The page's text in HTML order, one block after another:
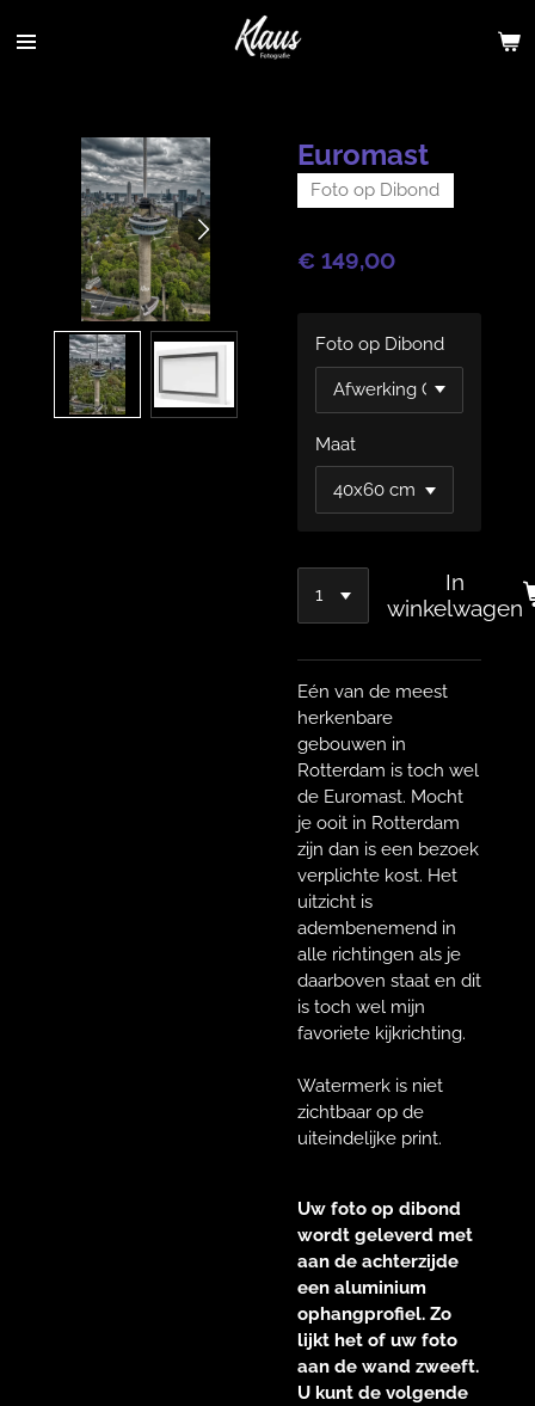
direct
Euromast
Foto op Dibond
€ 149,00
Foto op Dibond
Maat
In
winkelwagen
Eén van de meest
herkenbare
gebouwen in
Rotterdam is toch wel
de Euromast. Mocht
je ooit in Rotterdam
zijn dan is een bezoek
verplichte kost. Het
uitzicht is
adembenemend in
alle richtingen als je
daarboven staat en dit
is toch wel mijn
favoriete kijkrichting.
Watermerk is niet
zichtbaar op de
uiteindelijke print.
Uw foto op dibond
wordt geleverd met
aan de achterzijde
een aluminium
ophangprofiel. Zo
lijkt het of uw foto
aan de wand zweeft.
U kunt de volgende